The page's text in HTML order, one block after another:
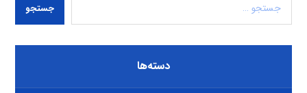
جستجو
دسته‌ها